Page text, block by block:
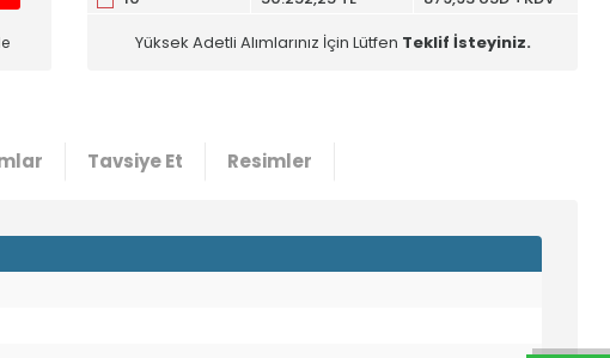
Yüksek Adetli Alımlarınız İçin Lütfen Teklif İsteyiniz.
Tavsiye Et Resimler